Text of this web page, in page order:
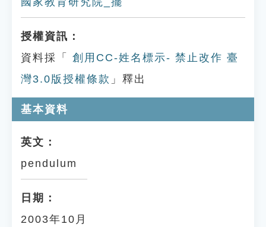
授權資訊：
資料採「
創用CC-姓名標示- 禁止改作 臺
灣3.0版授權條款 」釋出
基本資料
英文：
pendulum
日期：
2003年10月